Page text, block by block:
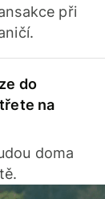
při
do
na
doma